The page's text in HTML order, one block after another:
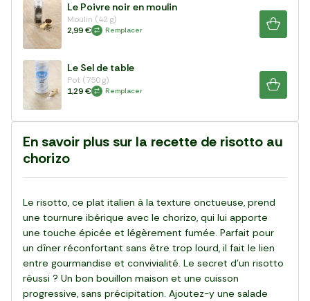
Le Poivre noir en moulin
Moulin (42 g)
2,99 €
Remplacer
Le Sel de table
Pot (750 g)
1,29 €
Remplacer
En savoir plus sur la recette de risotto au
chorizo
Le risotto, ce plat italien à la texture onctueuse, prend
une tournure ibérique avec le chorizo, qui lui apporte
une touche épicée et légèrement fumée. Parfait pour
un dîner réconfortant sans être trop lourd, il fait le lien
entre gourmandise et convivialité. Le secret d’un risotto
réussi ? Un bon bouillon maison et une cuisson
progressive, sans précipitation. Ajoutez-y une salade